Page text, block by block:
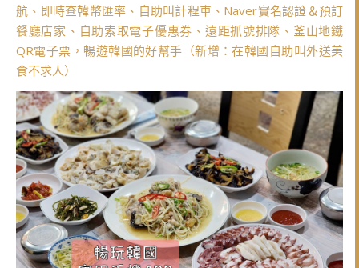
航、即時查韓幣匯率、自助叫計程車、Naver實名認證＆預訂
餐廳店家、自助索取電子優惠券、遠距抓號排隊、釜山地鐵
QR電子票，暢遊韓國的好幫手（新增：在韓國自助叫外送美
食不求人）